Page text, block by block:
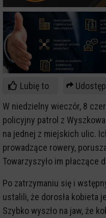
Lubię to
W niedzielny wieczór, 8
policyjny patrol z
na jednej z miejskich ulic.
prowadzące rowery,
Towarzyszyło im płaczące
Po zatrzymaniu się i
ustalili, że dorosła kobieta
Szybko wyszło na jaw, że